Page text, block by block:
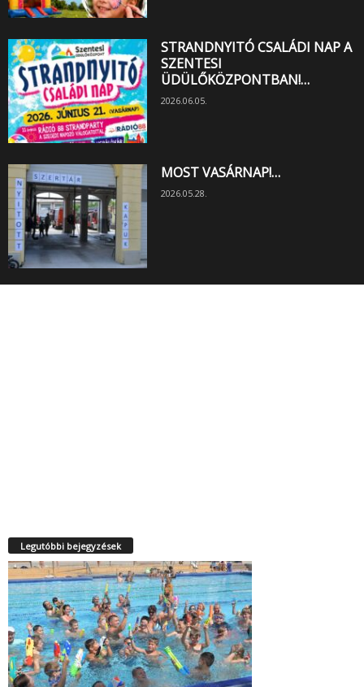
STRANDNYITÓ CSALÁDI NAP A
SZENTESI
ÜDÜLŐKÖZPONTBAN!…
2026.06.05.
MOST VASÁRNAP!…
2026.05.28.
Legutóbbi bejegyzések